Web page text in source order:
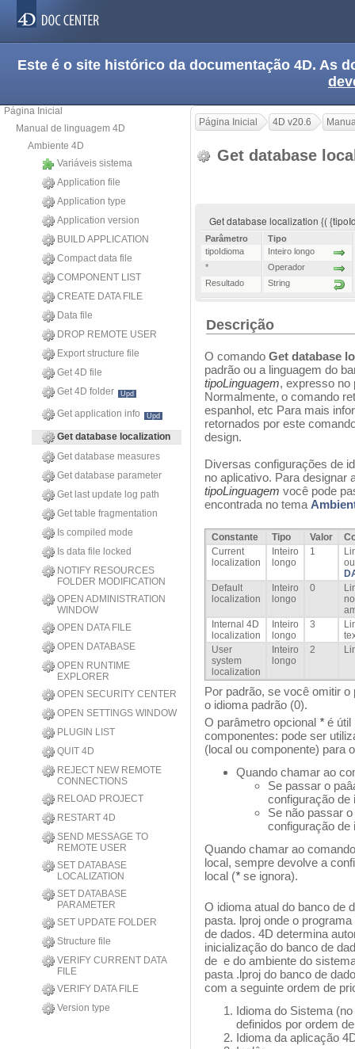
Este é o site histórico da documentação 4D. As
Página Inicial
Manual de linguagem 4D
Ambiente 4D
Variáveis sistema
Application file
Application type
Application version
BUILD APPLICATION
Compact data file
COMPONENT LIST
CREATE DATA FILE
Data file
DROP REMOTE USER
Export structure file
Get 4D file
Get 4D folder
Upd
Get application info Upd
Get database localization
Get database measures
Get database parameter
Get last update log path
Get table fragmentation
Is compiled mode
Is data file locked
NOTIFY RESOURCES
FOLDER MODIFICATION
OPEN ADMINISTRATION
WINDOW
OPEN DATA FILE
OPEN DATABASE
OPEN RUNTIME
EXPLORER
OPEN SECURITY CENTER
OPEN SETTINGS WINDOW
PLUGIN LIST
QUIT 4D
REJECT NEW REMOTE
CONNECTIONS
RELOAD PROJECT
RESTART 4D
SEND MESSAGE TO
REMOTE USER
SET DATABASE
LOCALIZATION
SET DATABASE
PARAMETER
SET UPDATE FOLDER
Structure file
VERIFY CURRENT DATA
FILE
VERIFY DATA FILE
Version type
Página Inicial 4D v20.6
Get database
Get database localization {(
Parâmetro
Tipo
tipoIdioma
Inteiro longo
*
Operador
Resultado
String
Descrição
O comando Get database
padrão ou a linguagem do
tipoLinguagem, expresso no
Normalmente, o comando
espanhol, etc Para mais
retornados por este
design.
Diversas configurações de
no aplicativo. Para designar
tipoLinguagem você pode
encontrada no tema
Constante Tipo Valor
Current
localization
Inteiro
longo
1
Default
localization
Inteiro
longo
0
Internal 4D
localization
Inteiro
longo
3
User
system
localization
Inteiro
longo
2
Por padrão, se você omitir
o idioma padrão (0).
O parâmetro opcional * é útil
componentes: pode ser
(local ou componente) para
Quando chamar ao
Se passar o
configuração de
Se não passar
configuração de
Quando chamar ao
local, sempre devolve a
local (* se ignora).
O idioma atual do banco de
pasta. lproj onde o
de dados. 4D determina
inicialização do banco de
de e do ambiente do
pasta .lproj do banco de
com a seguinte ordem de
Idioma do Sistema
definidos por ordem
Idioma da aplicação